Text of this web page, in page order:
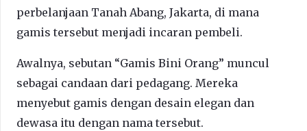
perbelanjaan Tanah Abang, Jakarta, di mana
gamis tersebut menjadi incaran pembeli.
Awalnya, sebutan “Gamis Bini Orang” muncul
sebagai candaan dari pedagang. Mereka
menyebut gamis dengan desain elegan dan
dewasa itu dengan nama tersebut.